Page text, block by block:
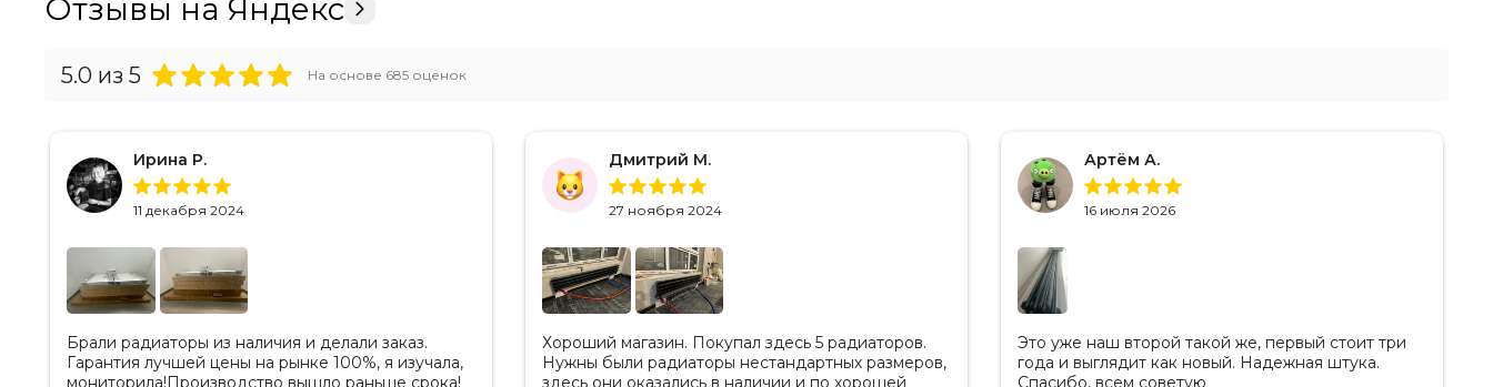
Отзывы на Яндекс
5.0 из 5 На основе 685 оценок
Ирина Р.
11 декабря 2024
Брали радиаторы из наличия и делали заказ.
Гарантия лучшей цены на рынке 100%, я изучала,
мониторила!Производство вышло раньше срока!
Дмитрий М.
27 ноября 2024
Хороший магазин. Покупал здесь 5 радиаторов.
Нужны были радиаторы нестандартных размеров,
здесь они оказались в наличии и по хорошей
Артём А.
16 июля 2026
Это уже наш второй такой же, первый стоит три
года и выглядит как новый. Надежная штука.
Спасибо, всем советую